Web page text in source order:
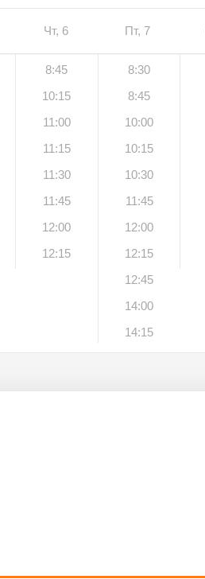
Чт, 6 Пт, 7
8:45
10:15
11:00
11:15
11:30
11:45
12:00
12:15
8:30
8:45
10:00
10:15
10:30
11:45
12:00
12:15
12:45
14:00
14:15